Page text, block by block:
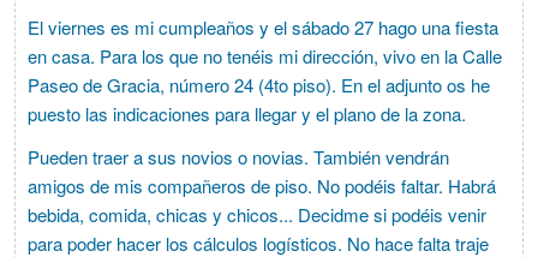
El viernes es mi cumpleaños y el sábado 27 hago una fiesta
en casa. Para los que no tenéis mi dirección, vivo en la Calle
Paseo de Gracia, número 24 (4to piso). En el adjunto os he
puesto las indicaciones para llegar y el plano de la zona.
Pueden traer a sus novios o novias. También vendrán
amigos de mis compañeros de piso. No podéis faltar. Habrá
bebida, comida, chicas y chicos... Decidme si podéis venir
para poder hacer los cálculos logísticos. No hace falta traje